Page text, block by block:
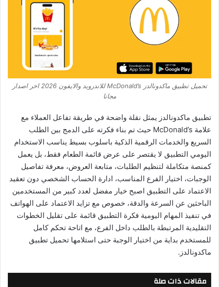
تحميل تطبيق ماكدونالدز McDonald’s للاندرويد والايفون 2026 اخر اصدار
مجانا
تطبيق ماكدونالدز يمثل نقلة واضحة في طريقة تفاعل العملاء مع
علامة McDonald’s حيث تم بناء فكرته على الدمج بين الطلب
السريع والخدمات الرقمية الذكية باسلوب بسيط يناسب الاستخدام
اليومي التطبيق لا يقتصر على عرض قائمة الطعام فقط، بل يعمل
كمنصة متكاملة لتنظيم الطلبات، متابعة العروض، معرفة تفاصيل
الوجبات، اختيار الفرع المناسب، ادارة الحساب الشخصي دون تعقيد
الاعتماد على التطبيق اصبح خيار مفضل لعدد كبير من المستخدمين
الباحثين عن السرعة والدقة، خصوص مع تزايد الاعتماد على الهواتف
في تنفيذ المهام اليومية فكرة التطبيق قائمة على تقليل الخطوات
التقليدية المرتبطة بالطلب داخل الفرع، مع اتاحة تحكم كامل
للمستخدم بداية من اختيار الوجبة حتى استلامها تحميل تطبيق
ماكدونالدز.
مقالات ذات صلة